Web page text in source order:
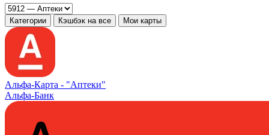
Категории Кэшбэк на все Мои карты
Альфа‑Карта - "Аптеки"
Альфа-Банк